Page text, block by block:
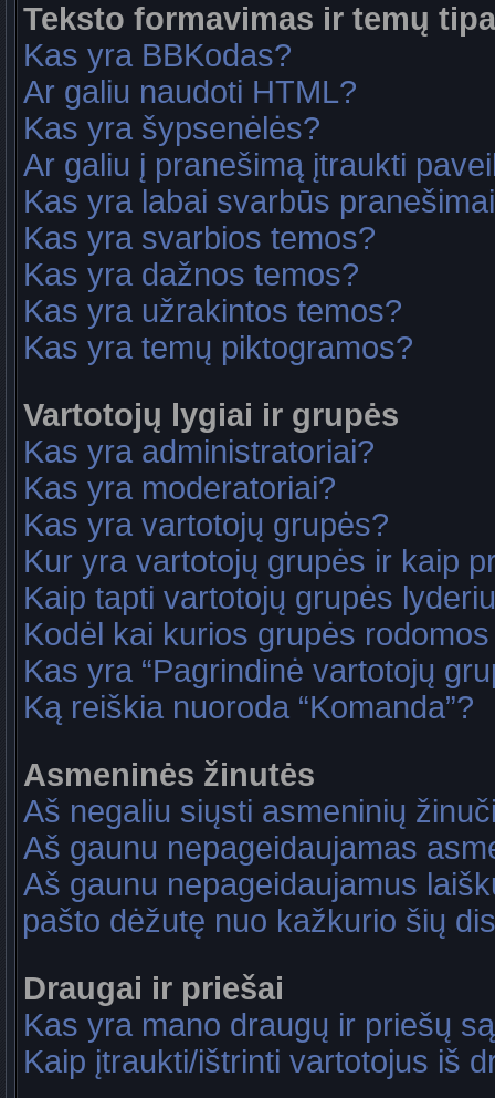
Teksto formavimas ir temų
Kas yra BBKodas?
Ar galiu naudoti HTML?
Kas yra šypsenėlės?
Ar galiu į pranešimą įtraukti
Kas yra labai svarbūs
Kas yra svarbios temos?
Kas yra dažnos temos?
Kas yra užrakintos temos?
Kas yra temų piktogramos?
Vartotojų lygiai ir grupės
Kas yra administratoriai?
Kas yra moderatoriai?
Kas yra vartotojų grupės?
Kur yra vartotojų grupės ir kaip
Kaip tapti vartotojų grupės
Kodėl kai kurios grupės
Kas yra “Pagrindinė vartotojų
Ką reiškia nuoroda “Komanda”?
Asmeninės žinutės
Aš negaliu siųsti asmeninių
Aš gaunu nepageidaujamas
Aš gaunu nepageidaujamus
pašto dėžutę nuo kažkurio šių
Draugai ir priešai
Kas yra mano draugų ir priešų
Kaip įtraukti/ištrinti vartotojus iš